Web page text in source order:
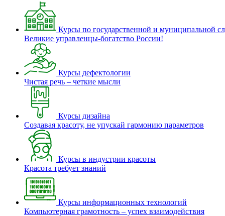
Курсы по государственной и муниципальной
Великие управленцы-богатство России!
Курсы дефектологии
Чистая речь – четкие мысли
Курсы дизайна
Создавая красоту, не упускай гармонию параметров
Курсы в индустрии красоты
Красота требует знаний
Курсы информационных технологий
Компьютерная грамотность – успех взаимодействия